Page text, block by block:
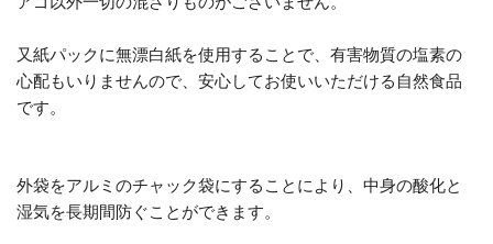
又紙パックに無漂白紙を使用することで、有害物質の塩素の
心配もいりませんので、安心してお使いいただける自然食品
です。
外袋をアルミのチャック袋にすることにより、中身の酸化と
湿気を長期間防ぐことができます。